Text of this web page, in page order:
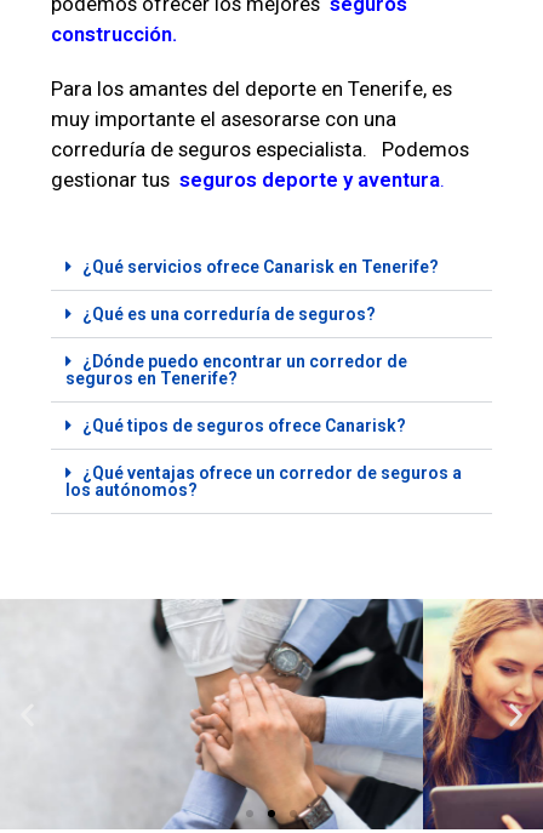
construcción.
Para los amantes del deporte en Tenerife, es
muy importante el asesorarse con una
correduría de seguros especialista. Podemos
gestionar tusseguros deporte y aventura.
¿Qué servicios ofrece Canarisk en Tenerife?
¿Qué es una correduría de seguros?
¿Dónde puedo encontrar un corredor de
seguros en Tenerife?
¿Qué tipos de seguros ofrece Canarisk?
¿Qué ventajas ofrece un corredor de seguros a
los autónomos?